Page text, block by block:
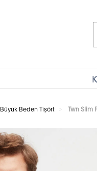
Büyük Beden Tişört Twn Slim